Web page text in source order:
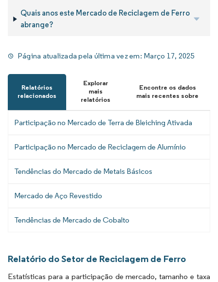
Quais anos este Mercado de Reciclagem de Ferro
abrange?
Página atualizada pela última vez em: Março 17, 2025
Relatórios
relacionados
Explorar
mais
relatórios
Encontre os dados
mais recentes sobre
Participação no Mercado de Terra de Bleiching Ativada
Participação no Mercado de Reciclagem de Alumínio
Tendências do Mercado de Metais Básicos
Mercado de Aço Revestido
Tendências de Mercado de Cobalto
Relatório do Setor de Reciclagem de Ferro
Estatísticas para a participação de mercado, tamanho e taxa